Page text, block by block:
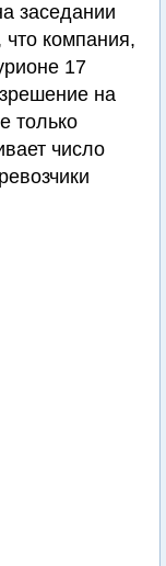
заседании
что компания,
17
на
только
число